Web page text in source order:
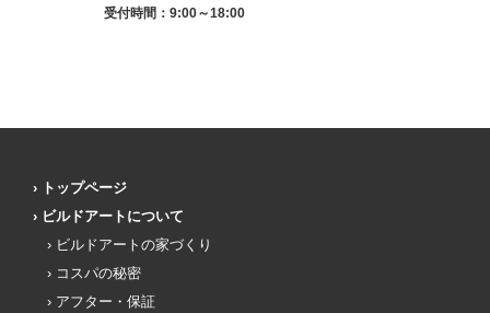
受付時間：9:00～18:00
トップページ
ビルドアートについて
ビルドアートの家づくり
コスパの秘密
アフター・保証